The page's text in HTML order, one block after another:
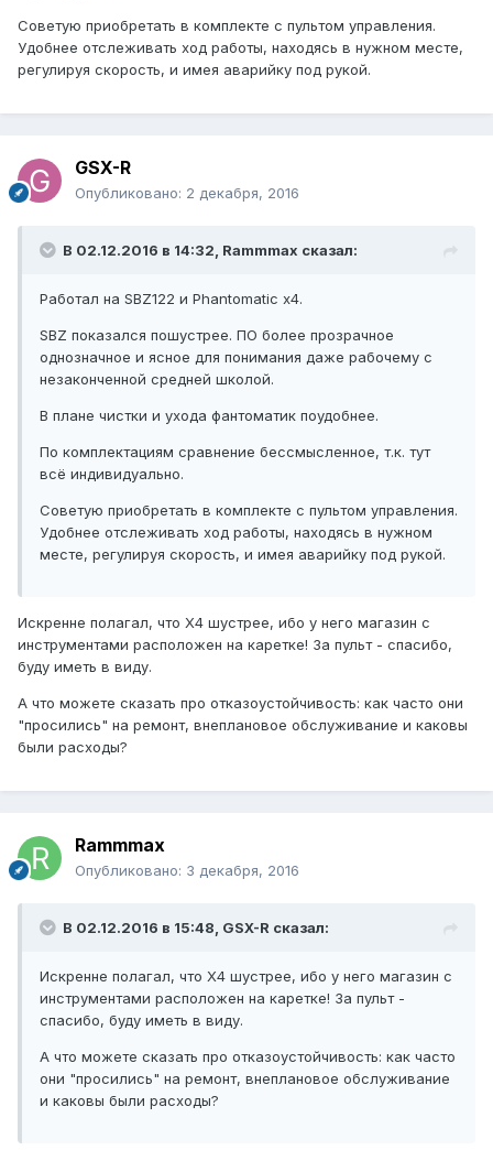
Советую приобретать в комплекте с пультом управления.
Удобнее отслеживать ход работы, находясь в нужном месте,
регулируя скорость, и имея аварийку под рукой.
GSX-R
Опубликовано: 2 декабря, 2016
В 02.12.2016 в 14:32, Rammmax сказал:
Работал на SBZ122 и Phantomatic x4.
SBZ показался пошустрее. ПО более прозрачное
однозначное и ясное для понимания даже рабочему с
незаконченной средней школой.
В плане чистки и ухода фантоматик поудобнее.
По комплектациям сравнение бессмысленное, т.к. тут
всё индивидуально.
Советую приобретать в комплекте с пультом управления.
Удобнее отслеживать ход работы, находясь в нужном
месте, регулируя скорость, и имея аварийку под рукой.
Искренне полагал, что Х4 шустрее, ибо у него магазин с
инструментами расположен на каретке! За пульт - спасибо,
буду иметь в виду.
А что можете сказать про отказоустойчивость: как часто они
"просились" на ремонт, внеплановое обслуживание и каковы
были расходы?
Rammmax
Опубликовано: 3 декабря, 2016
В 02.12.2016 в 15:48, GSX-R сказал:
Искренне полагал, что Х4 шустрее, ибо у него магазин с
инструментами расположен на каретке! За пульт -
спасибо, буду иметь в виду.
А что можете сказать про отказоустойчивость: как часто
они "просились" на ремонт, внеплановое обслуживание
и каковы были расходы?